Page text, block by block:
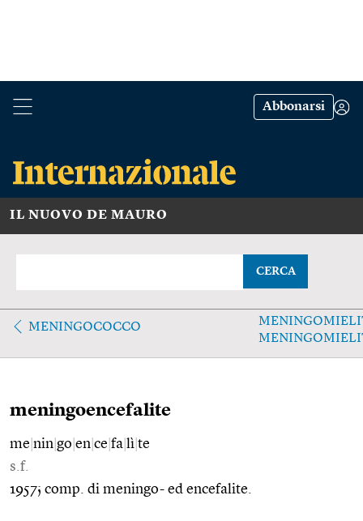
Abbonarsi
IL NUOVO DE MAURO
CERCA
MENINGOCOCCO
meningoencefalite
me nin go en ce fa lì te
s.f.
1957; comp. di meningo- ed encefalite.